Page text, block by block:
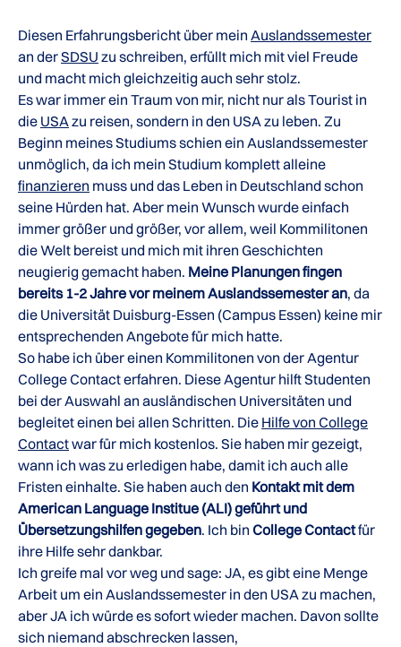
Diesen Erfahrungsbericht über mein Auslandssemester
an derSDSU zu schreiben, erfüllt mich mit viel Freude
und macht mich gleichzeitig auch sehr stolz.
Es war immer ein Traum von mir, nicht nur als Tourist in
die USAzu reisen, sondern in den USA zu leben. Zu
Beginn meines Studiums schien ein Auslandssemester
unmöglich, da ich mein Studium komplett alleine
finanzieren muss und das Leben in Deutschland schon
seine Hürden hat. Aber mein Wunsch wurde einfach
immer größer und größer, vor allem, weil Kommilitonen
die Welt bereist und mich mit ihren Geschichten
neugierig gemacht haben. Meine Planungen fingen
bereits 1-2 Jahre vor meinem Auslandssemester an, da
die Universität Duisburg-Essen (Campus Essen) keine mir
entsprechenden Angebote für mich hatte.
So habe ich über einen Kommilitonen von der Agentur
College Contact erfahren. Diese Agentur hilft Studenten
bei der Auswahl an ausländischen Universitäten und
begleitet einen bei allen Schritten. Die Hilfe von College
Contactwar für mich kostenlos. Sie haben mir gezeigt,
wann ich was zu erledigen habe, damit ich auch alle
Fristen einhalte. Sie haben auch den Kontakt mit dem
American Language Institue (ALI) geführt und
Übersetzungshilfen gegeben. Ich bin College Contactfür
ihre Hilfe sehr dankbar.
Ich greife mal vor weg und sage: JA, es gibt eine Menge
Arbeit um ein Auslandssemester in den USA zu machen,
aber JA ich würde es sofort wieder machen. Davon sollte
sich niemand abschrecken lassen,